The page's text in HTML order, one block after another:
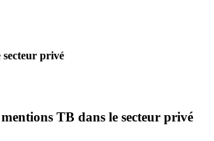
secteur privé
mentions TB dans le secteur privé